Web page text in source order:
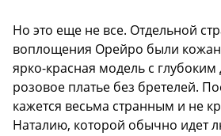
Но это еще не все. Отдельной
воплощения Орейро были
ярко-красная модель с глубоким
розовое платье без бретелей.
кажется весьма странным и не
Наталию, которой обычно идет